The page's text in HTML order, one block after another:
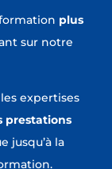
plus
sur notre
expertises
prestations
jusqu’à la